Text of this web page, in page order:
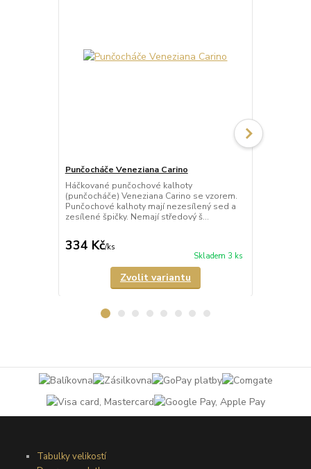
Punčocháče Veneziana Carino
Háčkované punčochové kalhoty
(punčocháče) Veneziana Carino se vzorem.
Punčochové kalhoty mají nezesílený sed a
zesílené špičky. Nemají středový š...
334 Kč/ks
Skladem 3 ks
Zvolit variantu
Tabulky velikostí